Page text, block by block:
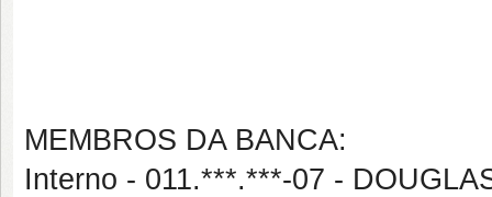
MEMBROS DA BANCA:
Interno - 011.***.***-07 -